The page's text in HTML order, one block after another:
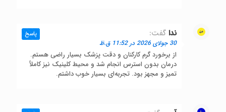
ندا گفت:
30 جولای 2026 در 11:52 ق.ظ
از برخورد گرم کارکنان و دقت پزشک بسیار راضی هستم.
درمان بدون استرس انجام شد و محیط کلینیک نیز کاملاً
تمیز و مجهز بود. تجربه‌ای بسیار خوب داشتم.
پاسخ